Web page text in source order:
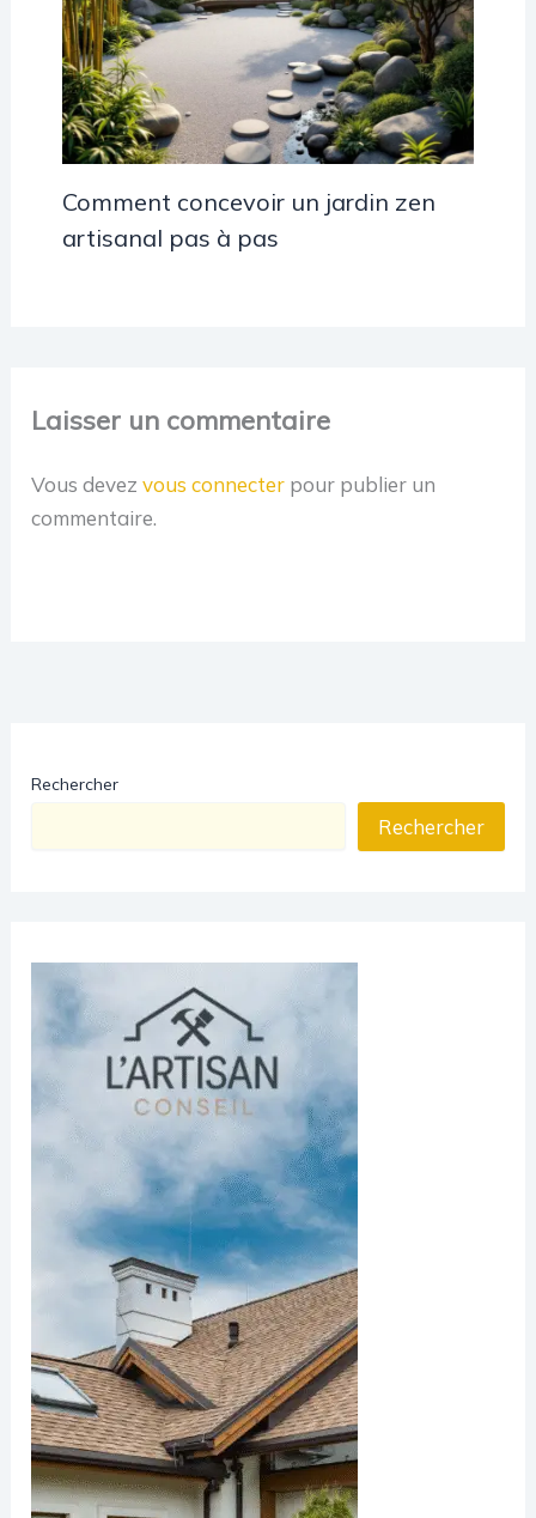
Comment concevoir un jardin zen
artisanal pas à pas
Laisser un commentaire
Vous devezvous connecter pour publier un
commentaire.
Rechercher
Rechercher